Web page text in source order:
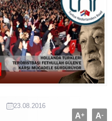
23.08.2016
A+ A-